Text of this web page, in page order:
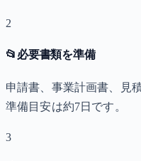
2
📂 必要書類を準備
申請書、事業計画書、見
準備目安は約7日です。
3